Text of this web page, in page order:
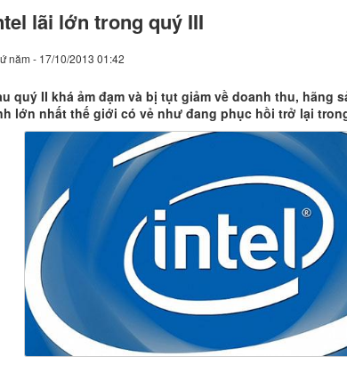
lãi lớn trong quý III
năm - 17/10/2013 01:42
quý II khá ảm đạm và bị tụt giảm về doanh thu, hãng
lớn nhất thế giới có vẻ như đang phục hồi trở lại